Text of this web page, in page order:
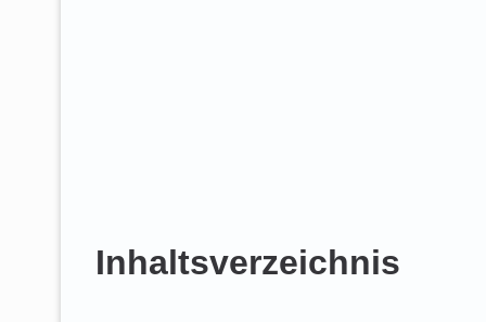
Inhaltsverzeichnis